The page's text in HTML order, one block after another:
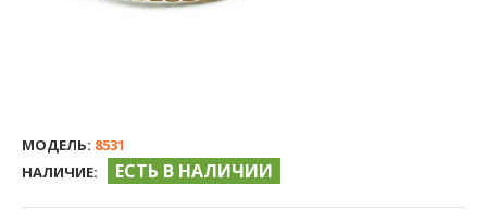
МОДЕЛЬ: 8531
НАЛИЧИЕ:
ЕСТЬ В НАЛИЧИИ